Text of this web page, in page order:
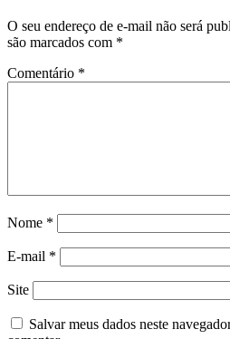
O seu endereço de e-mail não será
são marcados com *
Comentário *
Nome *
E-mail *
Site
Salvar meus dados neste